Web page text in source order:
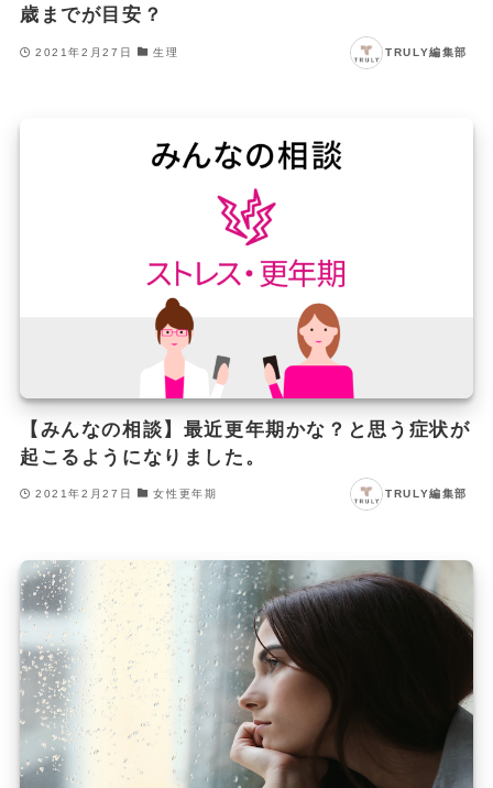
歳までが目安？
2021年2月27日 生理 TRULY編集部
【みんなの相談】最近更年期かな？と思う症状が
起こるようになりました。
2021年2月27日 女性更年期 TRULY編集部